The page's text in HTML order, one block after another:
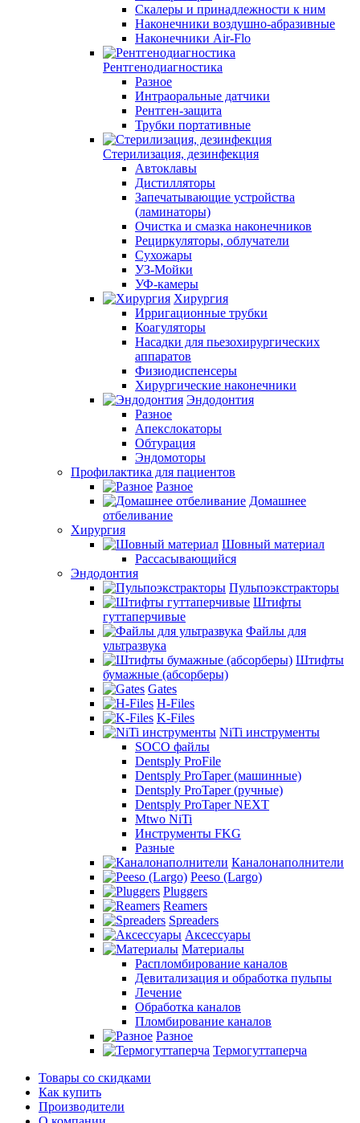
Скалеры и принадлежности к ним
Наконечники воздушно-абразивные
Наконечники Air-Flo
Рентгенодиагностика
Разное
Интраоральные датчики
Рентген-защита
Трубки портативные
Стерилизация, дезинфекция
Автоклавы
Дистилляторы
Запечатывающие устройства
(ламинаторы)
Очистка и смазка наконечников
Рециркуляторы, облучатели
Сухожары
УЗ-Мойки
УФ-камеры
Хирургия
Ирригационные трубки
Коагуляторы
Насадки для пьезохирургических
аппаратов
Физиодиспенсеры
Хирургические наконечники
Эндодонтия
Разное
Апекслокаторы
Обтурация
Эндомоторы
Профилактика для пациентов
Разное
Домашнее
отбеливание
Хирургия
Шовный материал
Рассасывающийся
Эндодонтия
Пульпоэкстракторы
Штифты
гуттаперчивые
Файлы для
ультразвука
Штифты
бумажные (абсорберы)
Gates
H-Files
K-Files
NiTi инструменты
SOCO файлы
Dentsply ProFile
Dentsply ProTaper (машинные)
Dentsply ProTaper (ручные)
Dentsply ProTaper NEXT
Mtwo NiTi
Инструменты FKG
Разные
Каналонаполнители
Peeso (Largo)
Pluggers
Reamers
Spreaders
Аксессуары
Материалы
Распломбирование каналов
Девитализация и обработка пульпы
Лечение
Обработка каналов
Пломбирование каналов
Разное
Термогуттаперча
Товары со скидками
Как купить
Производители